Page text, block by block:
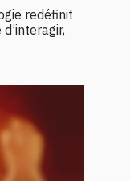
redéfinit